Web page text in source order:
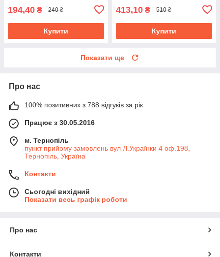
194,40 ₴ 240 ₴
Купити
413,10 ₴ 510 ₴
Купити
Показати ще
Про нас
100% позитивних з 788 відгуків за рік
Працює з 30.05.2016
м. Тернопіль
пункт прийому замовлень вул Л.Українки 4 оф.198,
Тернопіль, Україна
Контакти
Сьогодні вихідний
Показати весь графік роботи
Про нас
Контакти